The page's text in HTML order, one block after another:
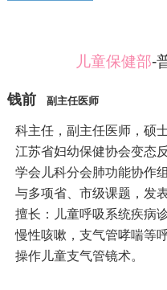
儿童保健部-
钱前 副主任医师
科主任，副主任医师，硕
江苏省妇幼保健协会变态
学会儿科分会肺功能协作
与多项省、市级课题，发
擅长：儿童呼吸系统疾病
慢性咳嗽，支气管哮喘等
操作儿童支气管镜术。